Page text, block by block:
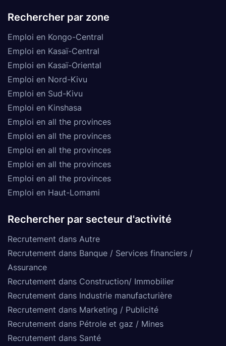
Rechercher par zone
Emploi en Kongo-Central
Emploi en Kasaï-Central
Emploi en Kasaï-Oriental
Emploi en Nord-Kivu
Emploi en Sud-Kivu
Emploi en Kinshasa
Emploi en all the provinces
Emploi en all the provinces
Emploi en all the provinces
Emploi en all the provinces
Emploi en all the provinces
Emploi en Haut-Lomami
Rechercher par secteur d'activité
Recrutement dans Autre
Recrutement dans Banque / Services financiers /
Assurance
Recrutement dans Construction/ Immobilier
Recrutement dans Industrie manufacturière
Recrutement dans Marketing / Publicité
Recrutement dans Pétrole et gaz / Mines
Recrutement dans Santé